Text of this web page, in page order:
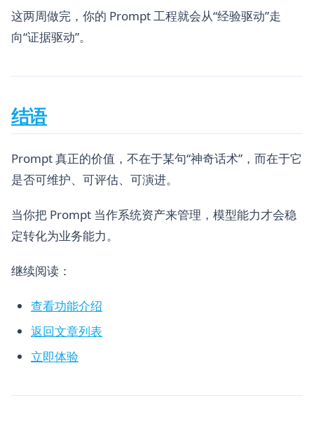
这两周做完，你的 Prompt 工程就会从“经验驱动”走
向“证据驱动”。
结语
Prompt 真正的价值，不在于某句“神奇话术”，而在于它
是否可维护、可评估、可演进。
当你把 Prompt 当作系统资产来管理，模型能力才会稳
定转化为业务能力。
继续阅读：
查看功能介绍
返回文章列表
立即体验